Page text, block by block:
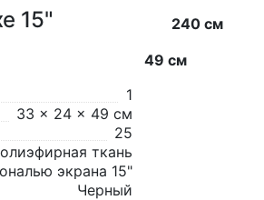
15"
1
33 x 24 x 49 см
25
ткань
экрана 15"
Черный
49 см
240 см